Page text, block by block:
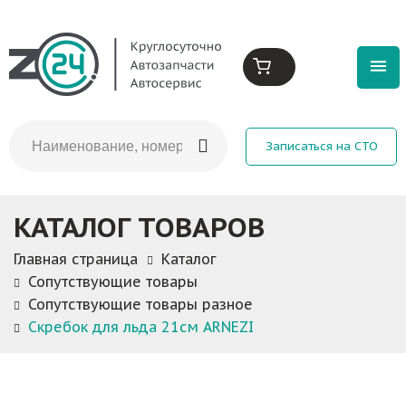
Записаться на СТО
КАТАЛОГ ТОВАРОВ
Главная страница
Каталог
Сопутствующие товары
Сопутствующие товары разное
Скребок для льда 21см ARNEZI